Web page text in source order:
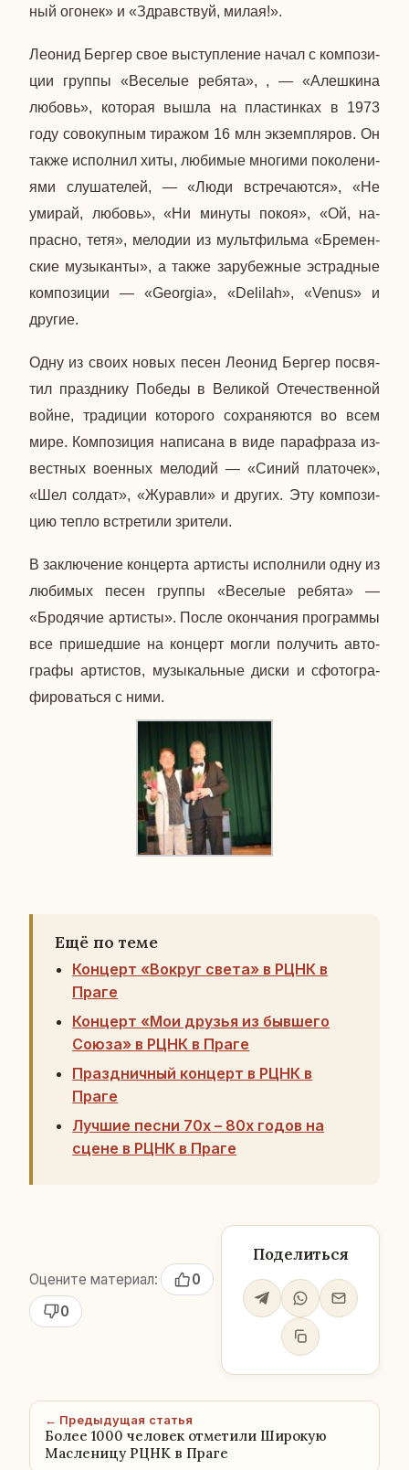
ный огонек» и «Здрав­ствуй, милая!».
Леонид Бергер свое вы­ступ­ле­ние начал с ком­по­зи­
ции группы «Ве­се­лые ребята», , — «Алеш­ки­на
любовь», ко­то­рая вышла на пла­стин­ках в 1973
году со­во­куп­ным ти­ра­жом 16 млн эк­зем­пля­ров. Он
также ис­пол­нил хиты, лю­би­мые мно­ги­ми по­ко­ле­ни­
я­ми слу­ша­те­лей, — «Люди встре­ча­ют­ся», «Не
умирай, любовь», «Ни минуты покоя», «Ой, на­
прас­но, тетя», ме­ло­дии из мульт­филь­ма «Бре­мен­
ские му­зы­кан­ты», а также за­ру­беж­ные эст­рад­ные
ком­по­зи­ции — «Georgia», «Delilah», «Venus» и
другие.
Одну из своих новых песен Леонид Бергер по­свя­
тил празд­ни­ку Победы в Ве­ли­кой Оте­че­ствен­ной
войне, тра­ди­ции ко­то­ро­го со­хра­ня­ют­ся во всем
мире. Ком­по­зи­ция на­пи­са­на в виде па­ра­фра­за из­
вест­ных во­ен­ных ме­ло­дий — «Синий пла­то­чек»,
«Шел солдат», «Жу­рав­ли» и других. Эту ком­по­зи­
цию тепло встре­ти­ли зри­те­ли.
В за­клю­че­ние кон­цер­та ар­ти­сты ис­пол­ни­ли одну из
лю­би­мых песен группы «Ве­се­лые ребята» —
«Бро­дя­чие ар­ти­сты». После окон­ча­ния про­грам­мы
все при­шед­шие на кон­церт могли по­лу­чить ав­то­
гра­фы ар­ти­стов, му­зы­каль­ные диски и сфо­то­гра­
фи­ро­вать­ся с ними.
Ещё по теме
Концерт «Вокруг света» в РЦНК в
Праге
Концерт «Мои друзья из бывшего
Союза» в РЦНК в Праге
Праздничный концерт в РЦНК в
Праге
Лучшие песни 70х – 80х годов на
сцене в РЦНК в Праге
Оцените материал:
0
0
Поделиться
← Предыдущая статья
Более 1000 человек отметили Широкую
Масленицу РЦНК в Праге